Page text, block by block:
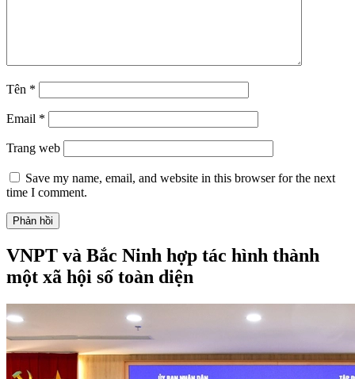
Tên *
Email *
Trang web
Save my name, email, and website in this browser for the next
time I comment.
VNPT và Bắc Ninh hợp tác hình thành
một xã hội số toàn diện